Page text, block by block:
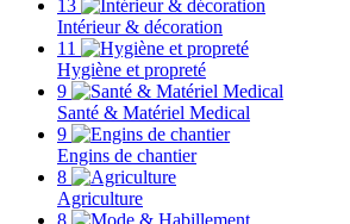
13
Intérieur & décoration
11
Hygiène et propreté
9
Santé & Matériel Medical
9
Engins de chantier
8
Agriculture
8